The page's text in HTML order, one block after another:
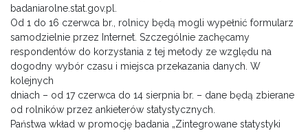
badaniarolne.stat.gov.pl.
Od 1 do 16 czerwca br., rolnicy będą mogli wypełnić formularz
samodzielnie przez Internet. Szczególnie zachęcamy
respondentów do korzystania z tej metody ze względu na
dogodny wybór czasu i miejsca przekazania danych. W
kolejnych
dniach – od 17 czerwca do 14 sierpnia br. – dane będą zbierane
od rolników przez ankieterów statystycznych.
Państwa wkład w promocję badania „Zintegrowane statystyki